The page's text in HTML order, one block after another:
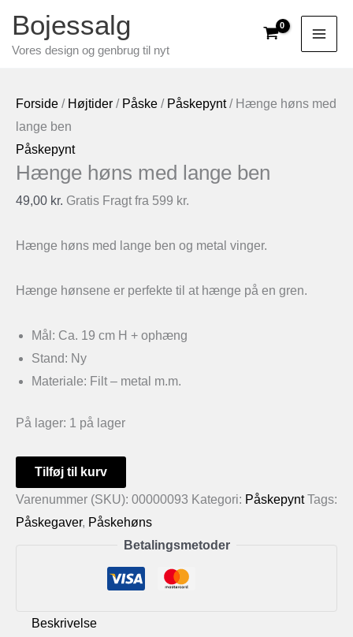
indholdet
Bojessalg
Vores design og genbrug til nyt
Forside / Højtider / Påske / Påskepynt/ Hænge høns med
lange ben
Påskepynt
Hænge høns med lange ben
49,00 kr. Gratis Fragt fra 599 kr.
Hænge høns med lange ben og metal vinger.
Hænge hønsene er perfekte til at hænge på en gren.
Mål: Ca. 19 cm H + ophæng
Stand: Ny
Materiale: Filt – metal m.m.
På lager: 1 på lager
Hænge
høns
med
Tilføj til kurv
Varenummer (SKU): 00000093 Kategori: Påskepynt Tags:
Påskegaver, Påskehøns
Betalingsmetoder
Beskrivelse